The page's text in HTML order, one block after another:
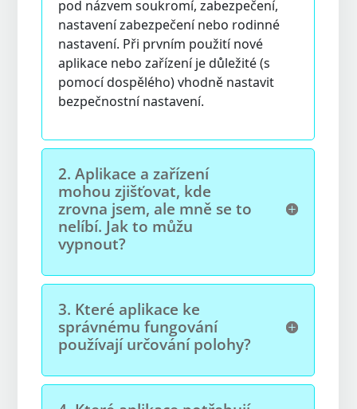
pod názvem soukromí, zabezpečení,
nastavení zabezpečení nebo rodinné
nastavení. Při prvním použití nové
aplikace nebo zařízení je důležité (s
pomocí dospělého) vhodně nastavit
bezpečnostní nastavení.
2.Aplikace a zařízení
mohou zjišťovat, kde
zrovna jsem, ale mně se to
nelíbí. Jak to můžu
vypnout?
3. Které aplikace ke
správnému fungování
používají určování polohy?